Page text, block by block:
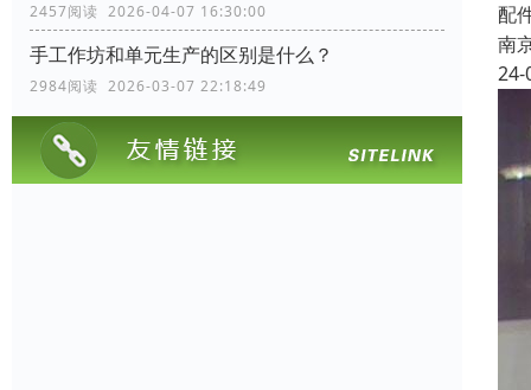
2457阅读 2026-04-07 16:30:00
手工作坊和单元生产的区别是什么？
2984阅读 2026-03-07 22:18:49
配
南
24-